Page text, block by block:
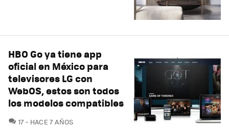
HBO Go ya tiene app
oficial en México para
televisores LG con
WebOS, estos son todos
los modelos compatibles
17COMENTARIOS
HACE 7 AÑOS